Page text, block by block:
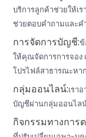
บริการลูกค้าช่วยให้เ
ช่วยตอบคำถามและค
การจัดการบัญชี:ข้
ให้คุณจัดการการจอง
โปรไฟล์สาธารณะหา
กลุ่มออนไลน์:เรา
บัญชีผ่านกลุ่มออนไล
กิจกรรมทางการ